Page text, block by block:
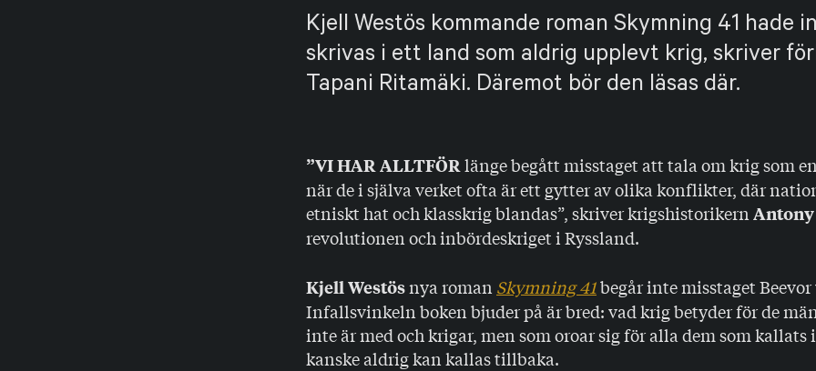
Kjell Westös kommande roman Skymning 41 hade
skrivas i ett land som aldrig upplevt krig, skriver
Tapani Ritamäki. Däremot bör den läsas där.
”VI HAR ALLTFÖRlänge begått misstaget att tala om krig som
när de i själva verket ofta är ett gytter av olika konflikter, där
etniskt hat och klasskrig blandas”, skriver krigshistorikern Antony
revolutionen och inbördeskriget i Ryssland.
Kjell Westösnya roman Skymning 41begår inte misstaget
Infallsvinkeln boken bjuder på är bred: vad krig betyder för de
inte är med och krigar, men som oroar sig för alla dem som kallats
kanske aldrig kan kallas tillbaka.